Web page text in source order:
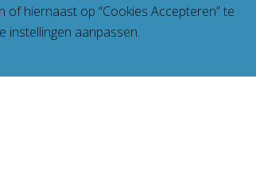
hiernaast op “Cookies Accepteren” te
instellingen aanpassen.